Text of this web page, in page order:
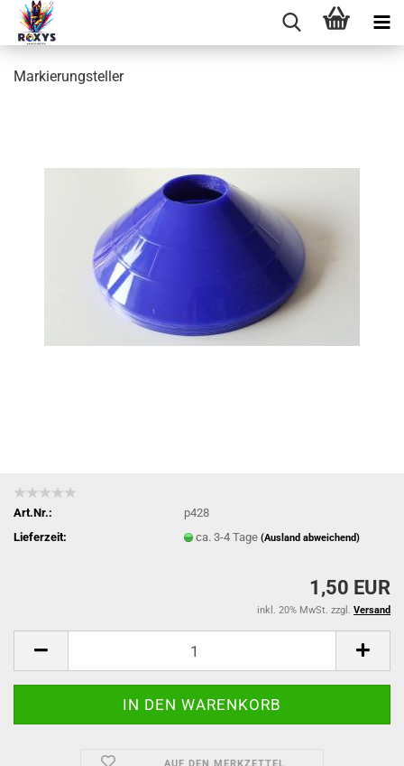
Markierungsteller
Art.Nr.:
p428
Lieferzeit:
ca. 3-4 Tage(Ausland abweichend)
1,50 EUR
inkl. 20% MwSt. zzgl. Versand